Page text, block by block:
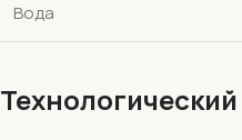
Вода